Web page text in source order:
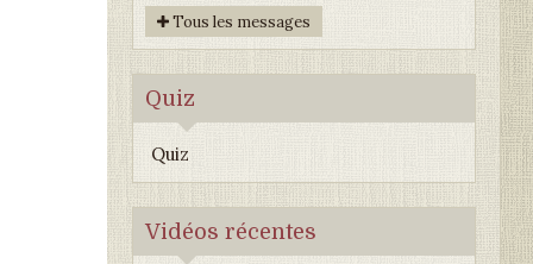
Tous les messages
Quiz
Quiz
Vidéos récentes